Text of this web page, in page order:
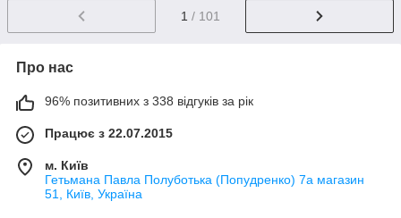
1 / 101
Про нас
96% позитивних з 338 відгуків за рік
Працює з 22.07.2015
м. Київ
Гетьмана Павла Полуботька (Попудренко) 7а магазин
51, Київ, Україна